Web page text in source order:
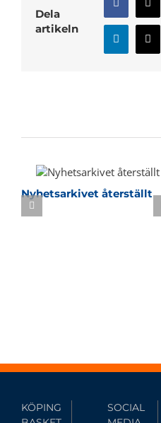
Dela
artikeln
Facebook
X
LinkedInE-
post
Nyhetsarkivet återställt
KÖPING
SOCIAL